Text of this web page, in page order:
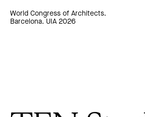
World Congress of Architects.
Barcelona. UIA 2026